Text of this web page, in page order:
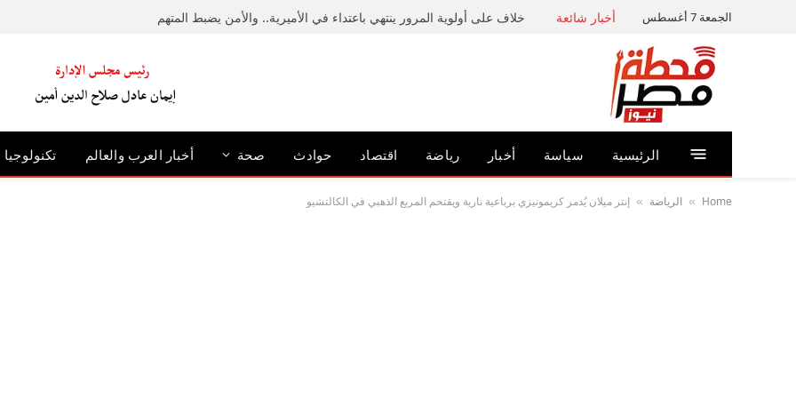
الجمعة 7 أغسطس أخبار شائعة خلاف على أولوية المرور ينتهي باعتداء في الأميرية.. والأمن يضبط المتهم
الرئيسية سياسة أخبار رياضة اقتصاد حوادث صحة أخبار العرب والعالم تكنولوجيا
Home
» الرياضة » إنتر ميلان يُدمر كريمونيزي برباعية نارية ويقتحم المربع الذهبي في الكالتشيو